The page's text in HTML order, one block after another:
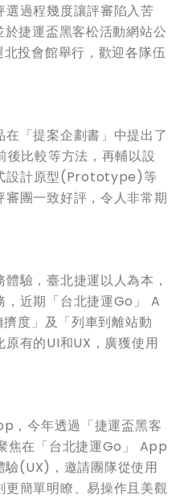
過程幾度讓評審陷入苦
捷運盃黑客松活動網站公
投會館舉行，歡迎各隊伍
「提案企劃書」中提出了
比較等方法，再輔以設
設計原型(Prototype)等
團一致好評，令人非常期
驗，臺北捷運以人為本，
，近期「台北捷運Go」 A
度」及「列車到離站動
有的UI和UX，廣獲使用
，今年透過「捷運盃黑客
焦在「台北捷運Go」 App
(UX)，邀請團隊從使用
簡單明瞭、易操作且美觀